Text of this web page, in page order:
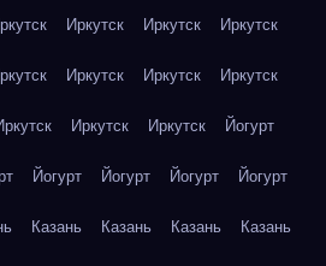
Иркутск Иркутск Иркутск
Иркутск Иркутск Иркутск
Иркутск Иркутск Йогурт
Йогурт Йогурт Йогурт Йогурт
Казань Казань Казань Казань